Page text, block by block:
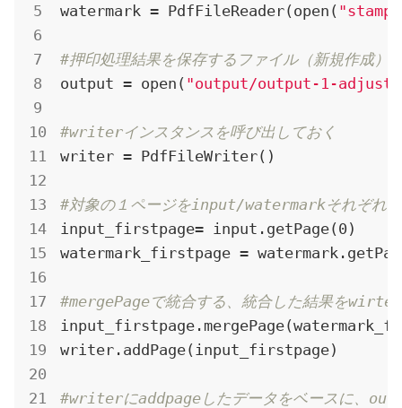
watermark = PdfFileReader(open(
#押印処理結果を保存するファイル（新規作成）
output = open( "output/output-1-
#writerインスタンスを呼び出しておく
writer = PdfFileWriter()
#対象の１ページをinput/watermarkそれぞれ
input_firstpage= input.getPage(0)
watermark_firstpage =
#mergePageで統合する、統合した結果を
writer.addPage(input_firstpage)
#writerにaddpageしたデータをベースに、